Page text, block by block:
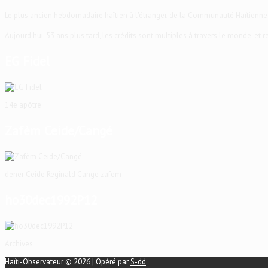
Haïti-Observateur © 2026 | Opéré parS-dd